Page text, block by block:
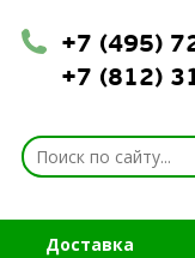
+7 (495)
+7 (812)
Доставка